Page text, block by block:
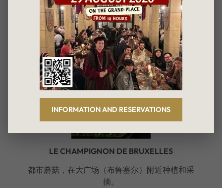
VERT D’IRIS
在布鲁塞尔中心的安德莱赫特种植的有机蔬菜。
LE CHAMPIGNON DE BRUXELLES
都市蘑菇，在大广场（布鲁塞尔）附近种植和采
摘。
INFORMATION AND RESERVATIONS